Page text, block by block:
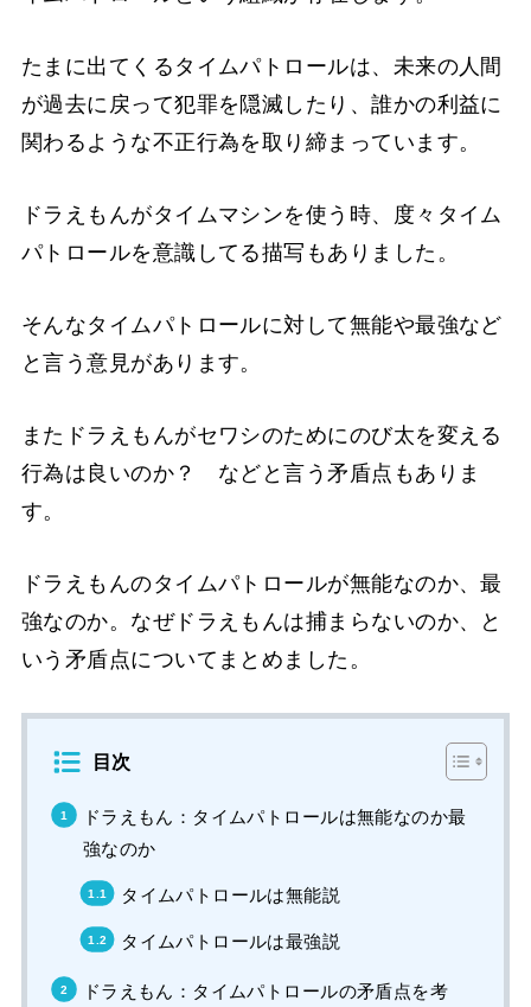
たまに出てくるタイムパトロールは、未来の人間
が過去に戻って犯罪を隠滅したり、誰かの利益に
関わるような不正行為を取り締まっています。
ドラえもんがタイムマシンを使う時、度々タイム
パトロールを意識してる描写もありました。
そんなタイムパトロールに対して無能や最強など
と言う意見があります。
またドラえもんがセワシのためにのび太を変える
行為は良いのか？ などと言う矛盾点もありま
す。
ドラえもんのタイムパトロールが無能なのか、最
強なのか。なぜドラえもんは捕まらないのか、と
いう矛盾点についてまとめました。
目次
ドラえもん：タイムパトロールは無能なのか最
強なのか
タイムパトロールは無能説
タイムパトロールは最強説
ドラえもん：タイムパトロールの矛盾点を考